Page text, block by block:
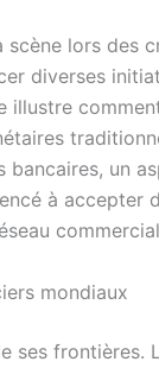
scène lors des
diverses
illustre
un
à
mondiaux
ses frontières.